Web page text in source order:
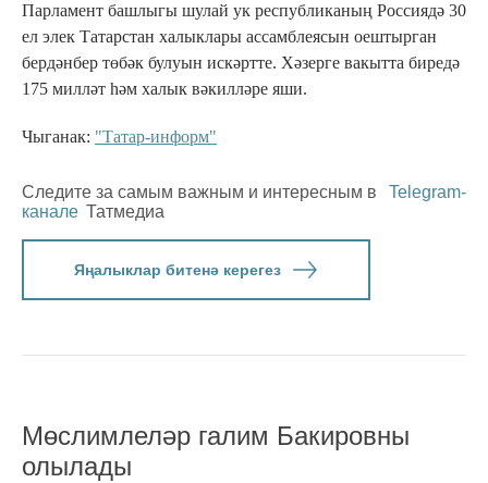
Парламент башлыгы шулай ук республиканың Россиядә 30
ел элек Татарстан халыклары ассамблеясын оештырган
бердәнбер төбәк булуын искәртте. Хәзерге вакытта биредә
175 милләт һәм халык вәкилләре яши.
Чыганак: "Татар-информ"
Следите за самым важным и интересным в
Telegram-
канале Татмедиа
Яңалыклар битенә керегез
Мөслимлеләр галим Бакировны
олылады